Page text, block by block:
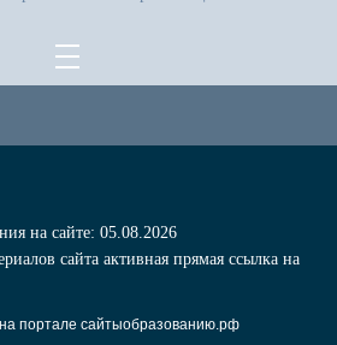
на сайте: 05.08.2026
сайта активная прямая ссылка на
портале сайтыобразованию.рф